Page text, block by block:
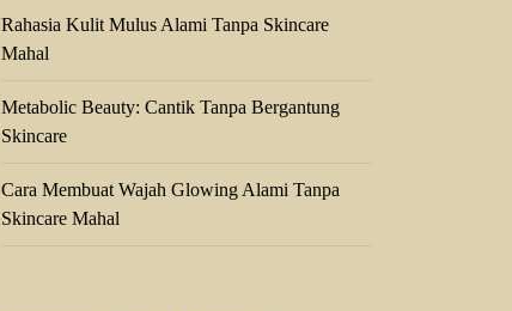
Rahasia Kulit Mulus Alami Tanpa Skincare
Mahal
Metabolic Beauty: Cantik Tanpa Bergantung
Skincare
Cara Membuat Wajah Glowing Alami Tanpa
Skincare Mahal